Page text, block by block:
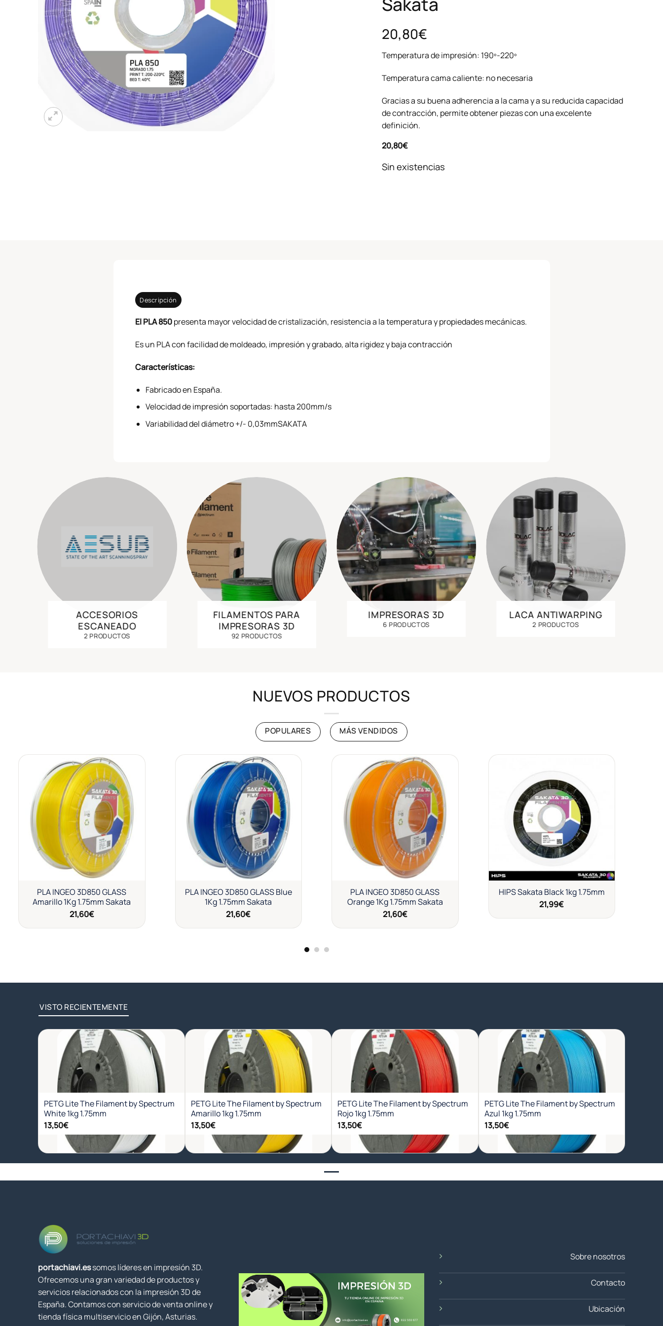
20,80€
Temperatura de impresión: 190º-220º
Temperatura cama caliente: no necesaria
Gracias a su buena adherencia a la cama y a su reducida capacidad
de contracción, permite obtener piezas con una excelente
definición.
20,80€
Sin existencias
Descripción
El PLA 850presenta mayor velocidad de cristalización, resistencia a la temperatura y propiedades mecánicas.
Es un PLA con facilidad de moldeado, impresión y grabado, alta rigidez y baja contracción
Características:
Fabricado en España.
Velocidad de impresión soportadas: hasta 200mm/s
Variabilidad del diámetro +/- 0,03mmSAKATA
ACCESORIOS
ESCANEADO
2 PRODUCTOS
FILAMENTOS PARA
IMPRESORAS 3D
92 PRODUCTOS
IMPRESORAS 3D
6 PRODUCTOS
LACA ANTIWARPING
2 PRODUCTOS
NUEVOS PRODUCTOS
POPULARES MÁS VENDIDOS
Añadir
a la
lista de
deseos
PLA INGEO 3D850 GLASS
Amarillo 1Kg 1.75mm Sakata
21,60€
Añadir
a la
lista de
deseos
PLA INGEO 3D850 GLASS Blue
1Kg 1.75mm Sakata
21,60€
Añadir
a la
lista de
deseos
PLA INGEO 3D850 GLASS
Orange 1Kg 1.75mm Sakata
21,60€
lista de
deseos
HIPS Sakata Black 1kg 1.75mm
21,99€
VISTO RECIENTEMENTE
Añadir
lista de
deseos
+
PETG Lite The Filament by Spectrum
White 1kg 1.75mm
13,50€
Añadir
lista de
+
PETG Lite The Filament by Spectrum
Amarillo 1kg 1.75mm
13,50€
Añadir
a la
lista de
deseos
+
PETG Lite The Filament by Spectrum
Rojo 1kg 1.75mm
13,50€
Añadir
a la
lista de
deseos
PETG Lite The Filament by Spectrum
Azul 1kg 1.75mm
13,50€
portachiavi.essomos líderes en impresión 3D.
Ofrecemos una gran variedad de productos y
servicios relacionados con la impresión 3D de
España. Contamos con servicio de venta online y
tienda física multiservicio en Gijón, Asturias.
Sobre nosotros
Contacto
Ubicación